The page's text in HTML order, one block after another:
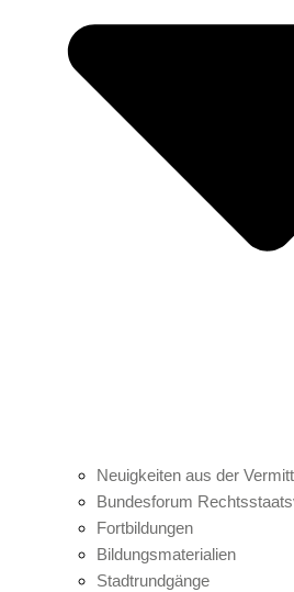
Neuigkeiten aus der
Bundesforum
Fortbildungen
Bildungsmaterialien
Stadtrundgänge